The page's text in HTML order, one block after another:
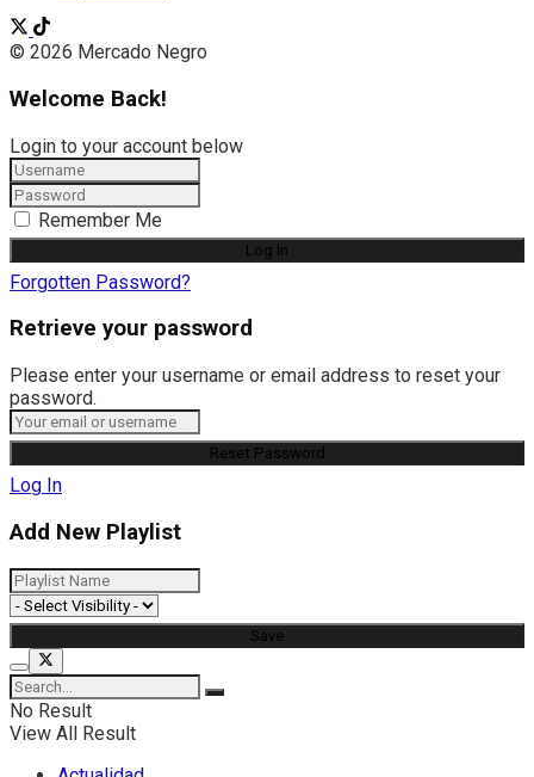
© 2026 Mercado Negro
Welcome Back!
Login to your account below
Remember Me
Forgotten Password?
Retrieve your password
Please enter your username or email address to reset your
password.
Log In
Add New Playlist
No Result
View All Result